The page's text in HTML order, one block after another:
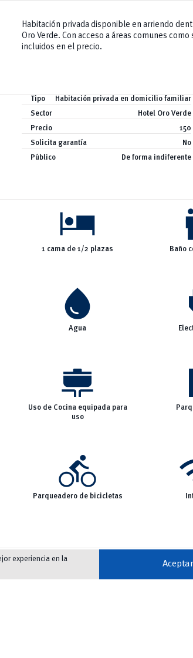
Habitación privada disponible en arriendo
Oro Verde. Con acceso a áreas comunes
incluidos en el precio.
Tipo
Habitación privada en domicilio familiar
Sector
Hotel Oro Verde
Precio
150
Solicita garantía
No
Público
De forma indiferente
hotel
1 cama de 1/2 plazas Baño
water_drop
Agua
cooking
Uso de Cocina equipada para
uso
directions_bike
Parqueadero de bicicletas
experiencia en la